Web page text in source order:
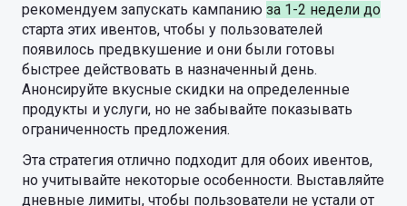
рекомендуем запускать кампанию за 1-2 недели до
старта этих ивентов, чтобы у пользователей
появилось предвкушение и они были готовы
быстрее действовать в назначенный день.
Анонсируйте вкусные скидки на определенные
продукты и услуги, но не забывайте показывать
ограниченность предложения.
Эта стратегия отлично подходит для обоих ивентов,
но учитывайте некоторые особенности. Выставляйте
дневные лимиты, чтобы пользователи не устали от